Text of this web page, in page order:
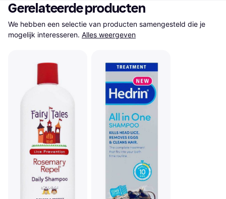
Gerelateerde producten
We hebben een selectie van producten samengesteld die je
mogelijk interesseren. Alles weergeven